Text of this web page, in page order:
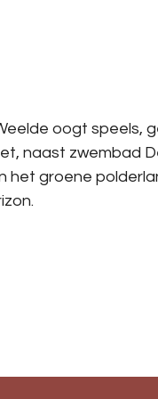
oogt speels,
naast zwembad
het groene